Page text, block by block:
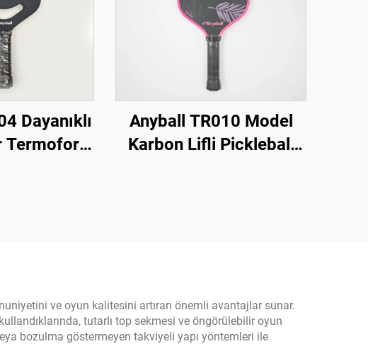
Dayanıklı
Termoform
Anyball TR010 Model
Karbon Lifli Pickleball
ve oyun kalitesini artıran önemli avantajlar sunar.
tutarlı top sekmesi ve öngörülebilir oyun
bozulma göstermeyen takviyeli yapı yöntemleri ile